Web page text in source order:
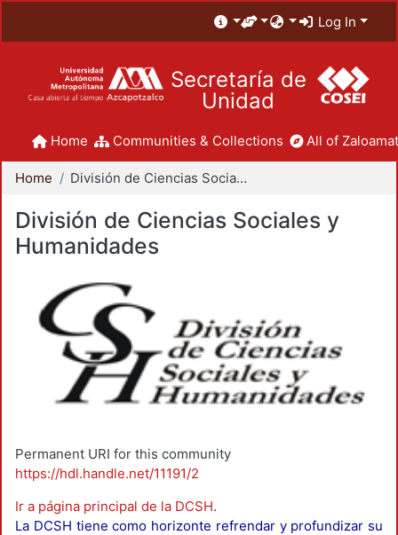
Log In
Secretaría de
Unidad
Home Communities & Collections All of
Home División de Ciencias Sociales y Humanidades
División de Ciencias Sociales y
Humanidades
Permanent URI for this community
https://hdl.handle.net/11191/2
Ir a página principal de la DCSH.
La DCSH tiene como horizonte refrendar y profundizar su